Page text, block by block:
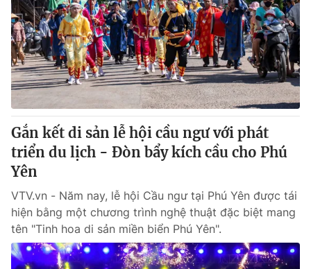
Gắn kết di sản lễ hội cầu ngư với phát
triển du lịch - Đòn bẩy kích cầu cho Phú
Yên
VTV.vn - Năm nay, lễ hội Cầu ngư tại Phú Yên được tái
hiện bằng một chương trình nghệ thuật đặc biệt mang
tên "Tinh hoa di sản miền biển Phú Yên".